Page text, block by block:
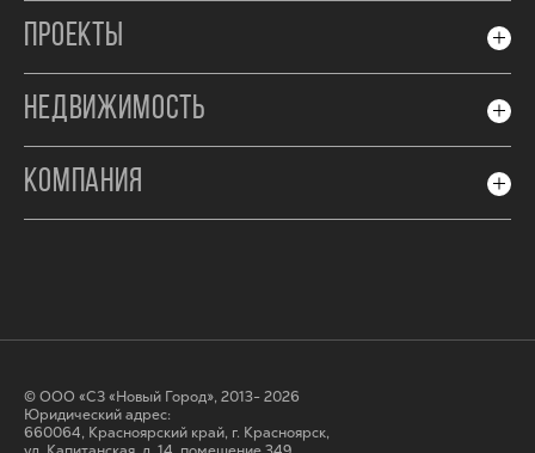
ПРОЕКТЫ
НЕДВИЖИМОСТЬ
КОМПАНИЯ
© ООО «СЗ «Новый Город», 2013- 2026
Юридический адрес:
660064, Красноярский край, г. Красноярск,